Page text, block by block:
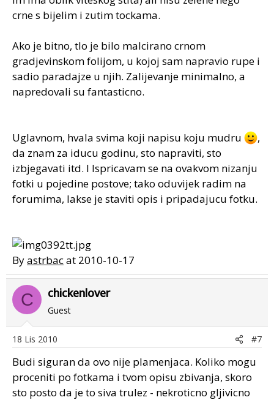
crne s bijelim i zutim tockama.
Ako je bitno, tlo je bilo malcirano crnom
gradjevinskom folijom, u kojoj sam napravio rupe i
sadio paradajze u njih. Zalijevanje minimalno, a
napredovali su fantasticno.
Uglavnom, hvala svima koji napisu koju mudru
,
da znam za iducu godinu, sto napraviti, sto
izbjegavati itd. I Ispricavam se na ovakvom nizanju
fotki u pojedine postove; tako oduvijek radim na
forumima, lakse je staviti opis i pripadajucu fotku.
Byastrbacat 2010-10-17
C chickenlover
Guest
18 Lis 2010 #7
Budi siguran da ovo nije plamenjaca. Koliko mogu
proceniti po fotkama i tvom opisu zbivanja, skoro
sto posto da je to siva trulez - nekroticno gljivicno